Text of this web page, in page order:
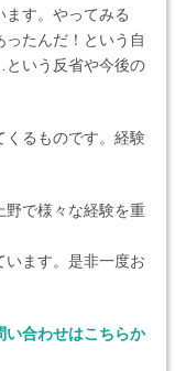
ます。やってみる
ったんだ！という自
いう反省や今後の
くるものです。経験
野で様々な経験を重
います。是非一度お
い合わせはこちらか